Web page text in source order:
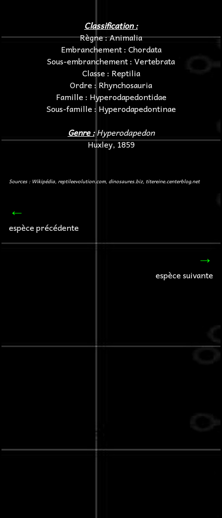
Classification :
Règne : Animalia
Embranchement : Chordata
Sous-embranchement : Vertebrata
Classe : Reptilia
Ordre : Rhynchosauria
Famille : Hyperodapedontidae
Sous-famille : Hyperodapedontinae
Genre :Hyperodapedon
Huxley, 1859
Sources : Wikipédia, reptileevolution.com, dinosaures.biz, titereine.centerblog.net
←
espèce précédente
→
espèce suivante